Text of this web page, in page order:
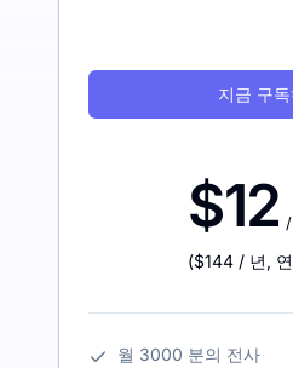
지금 구독
$12
($144 / 년,
월 3000 분의 전사